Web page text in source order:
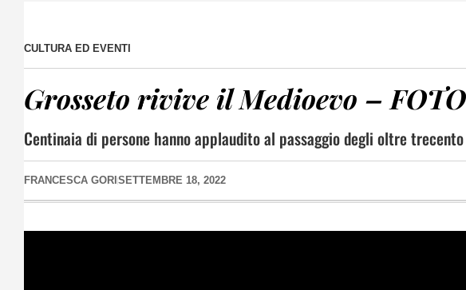
CULTURA ED EVENTI
Grosseto rivive il Medioevo –
Centinaia di persone hanno applaudito al passaggio degli oltre
FRANCESCA GORI SETTEMBRE 18, 2022